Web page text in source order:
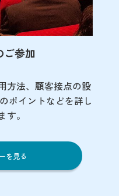
ご参加
方法、顧客接点の設
ポイントなどを詳し
す。
を見る